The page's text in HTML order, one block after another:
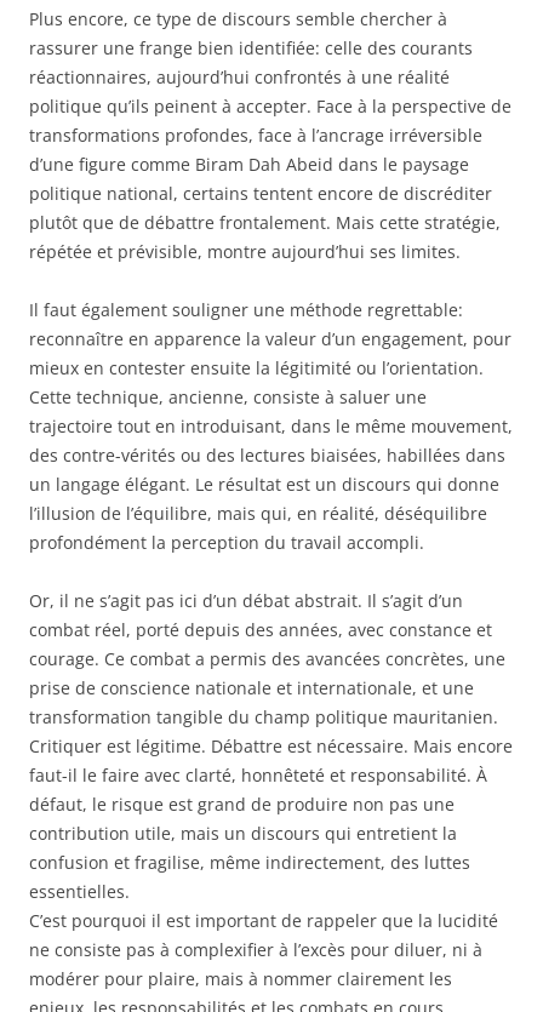
Plus encore, ce type de discours semble chercher à
rassurer une frange bien identifiée: celle des courants
réactionnaires, aujourd’hui confrontés à une réalité
politique qu’ils peinent à accepter. Face à la perspective de
transformations profondes, face à l’ancrage irréversible
d’une figure comme Biram Dah Abeid dans le paysage
politique national, certains tentent encore de discréditer
plutôt que de débattre frontalement. Mais cette stratégie,
répétée et prévisible, montre aujourd’hui ses limites.
Il faut également souligner une méthode regrettable:
reconnaître en apparence la valeur d’un engagement, pour
mieux en contester ensuite la légitimité ou l’orientation.
Cette technique, ancienne, consiste à saluer une
trajectoire tout en introduisant, dans le même mouvement,
des contre-vérités ou des lectures biaisées, habillées dans
un langage élégant. Le résultat est un discours qui donne
l’illusion de l’équilibre, mais qui, en réalité, déséquilibre
profondément la perception du travail accompli.
Or, il ne s’agit pas ici d’un débat abstrait. Il s’agit d’un
combat réel, porté depuis des années, avec constance et
courage. Ce combat a permis des avancées concrètes, une
prise de conscience nationale et internationale, et une
transformation tangible du champ politique mauritanien.
Critiquer est légitime. Débattre est nécessaire. Mais encore
faut-il le faire avec clarté, honnêteté et responsabilité. À
défaut, le risque est grand de produire non pas une
contribution utile, mais un discours qui entretient la
confusion et fragilise, même indirectement, des luttes
essentielles.
C’est pourquoi il est important de rappeler que la lucidité
ne consiste pas à complexifier à l’excès pour diluer, ni à
modérer pour plaire, mais à nommer clairement les